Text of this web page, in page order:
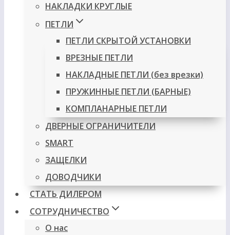
НАКЛАДКИ КРУГЛЫЕ
ПЕТЛИ
ПЕТЛИ СКРЫТОЙ УСТАНОВКИ
ВРЕЗНЫЕ ПЕТЛИ
НАКЛАДНЫЕ ПЕТЛИ (без врезки)
ПРУЖИННЫЕ ПЕТЛИ (БАРНЫЕ)
КОМПЛАНАРНЫЕ ПЕТЛИ
ДВЕРНЫЕ ОГРАНИЧИТЕЛИ
SMART
ЗАЩЕЛКИ
ДОВОДЧИКИ
СТАТЬ ДИЛЕРОМ
СОТРУДНИЧЕСТВО
О нас